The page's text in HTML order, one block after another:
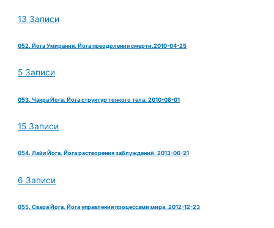
13 Записи
052. Йога Умирания. Йога преодоления смерти.2010-04-25
5 Записи
053. Чакра Йога. Йога структур тонкого тела. 2010-08-01
15 Записи
054. Лайя Йога. Йога растворения заблуждений. 2013-06-21
6 Записи
055. Свара Йога. Йога управления процессами мира. 2012-12-23